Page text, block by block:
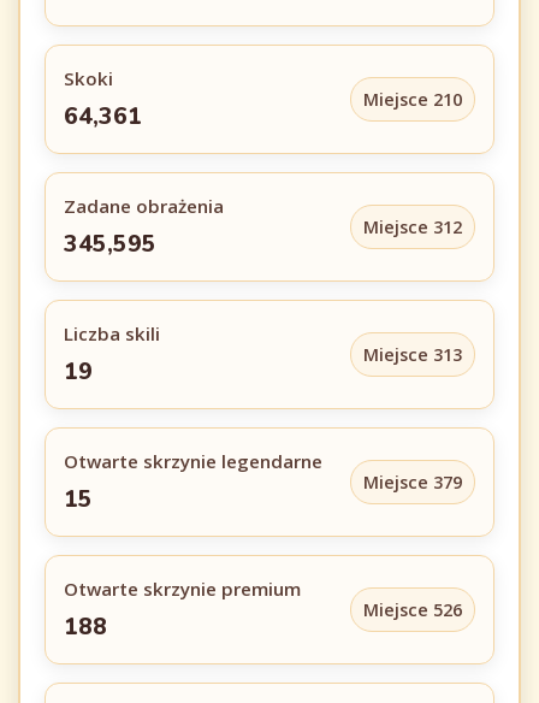
Skoki
64,361
Miejsce 210
Zadane obrażenia
345,595
Miejsce 312
Liczba skili
19
Miejsce 313
Otwarte skrzynie legendarne
15
Miejsce 379
Otwarte skrzynie premium
188
Miejsce 526